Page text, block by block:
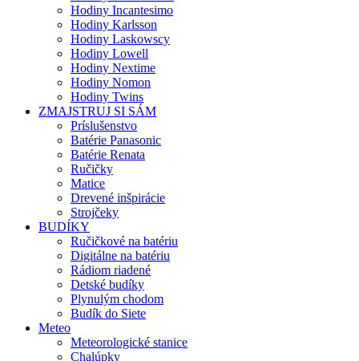
Hodiny Incantesimo
Hodiny Karlsson
Hodiny Laskowscy
Hodiny Lowell
Hodiny Nextime
Hodiny Nomon
Hodiny Twins
ZMAJSTRUJ SI SÁM
Príslušenstvo
Batérie Panasonic
Batérie Renata
Ručičky
Matice
Drevené inšpirácie
Strojčeky
BUDÍKY
Ručičkové na batériu
Digitálne na batériu
Rádiom riadené
Detské budíky
Plynulým chodom
Budík do Siete
Meteo
Meteorologické stanice
Chalúpky